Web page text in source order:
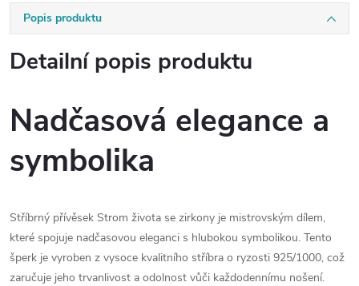
Popis produktu
Detailní popis produktu
Nadčasová elegance a
symbolika
Stříbrný přívěsek Strom života se zirkony je mistrovským dílem,
které spojuje nadčasovou eleganci s hlubokou symbolikou. Tento
šperk je vyroben z vysoce kvalitního stříbra o ryzosti 925/1000, což
zaručuje jeho trvanlivost a odolnost vůči každodennímu nošení.